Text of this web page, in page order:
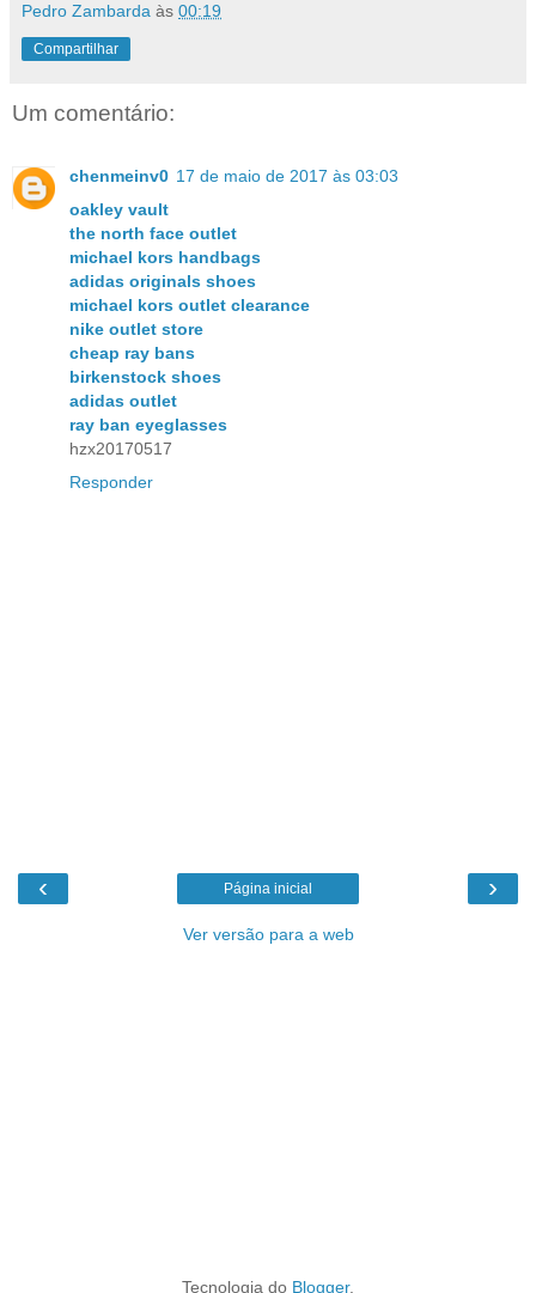
Pedro Zambarda às 00:19
Compartilhar
Um comentário:
chenmeinv0 17 de maio de 2017 às 03:03
oakley vault
the north face outlet
michael kors handbags
adidas originals shoes
michael kors outlet clearance
nike outlet store
cheap ray bans
birkenstock shoes
adidas outlet
ray ban eyeglasses
hzx20170517
Responder
‹ ›
Página inicial
Ver versão para a web
Tecnologia do Blogger.